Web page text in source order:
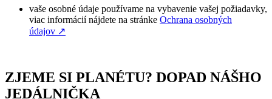
vaše osobné údaje používame na vybavenie vašej požiadavky,
viac informácií nájdete na stránke Ochrana osobných
údajov ↗︎
ZJEME SI PLANÉTU? DOPAD NÁŠHO
JEDÁLNIČKA